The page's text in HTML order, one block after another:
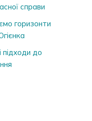
справи
горизонти
підходи до